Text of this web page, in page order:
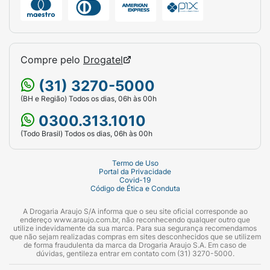
longe do calor e de chamas.
Eliminação: Descarte no lixo. Não incinere ou
perfume a embalagem.
Perigo!Evite contato com os olhos, pele e
roupas. Lave cuidadosamente com água e
sabão após o manuseio. Não aplique em
estimação e cubra aquários antes da
aplicação. Cubra ou retire alimentos, pratos,
Primeiros Socorros:Se em contato com os
olhos ou pele, lave com água em abundância.
Se a irritação persistir, procure um médico. Se
ingerido, não provoque vômito e consultar
Compre pelo Drogatel
(31) 3270-5000
(BH e Região) Todos os dias, 06h às 00h
0300.313.1010
(Todo Brasil) Todos os dias, 06h às 00h
Termo de Uso
Portal da Privacidade
Covid-19
Código de Ética e Conduta
A Drogaria Araujo S/A informa que o seu site oficial corresponde ao
endereço www.araujo.com.br, não reconhecendo qualquer outro que
utilize indevidamente da sua marca. Para sua segurança recomendamos
que não sejam realizadas compras em sites desconhecidos que se utilizem
de forma fraudulenta da marca da Drogaria Araujo S.A. Em caso de
dúvidas, gentileza entrar em contato com (31) 3270-5000.